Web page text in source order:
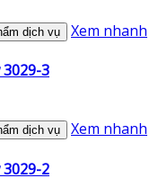
dịch vụ Xem nhanh
3
dịch vụ Xem nhanh
2